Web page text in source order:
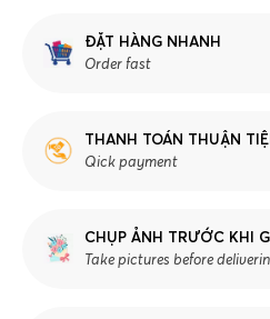
ĐẶT HÀNG NHANH
Order fast
THANH TOÁN THUẬN
Qick payment
CHỤP ẢNH TRƯỚC KHI
Take pictures before